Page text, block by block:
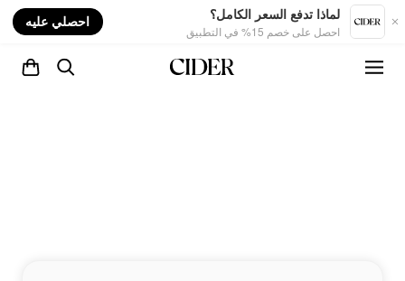
لماذا تدفع السعر الكامل؟
احصل على خصم 15% في التطبيق
احصلي عليه